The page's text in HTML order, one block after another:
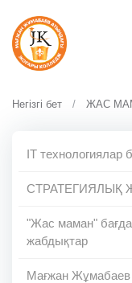
Негізгі бет ЖАС
ІТ технологиялар
СТРАТЕГИЯЛЫҚ
"Жас маман"
жабдықтар
Мағжан